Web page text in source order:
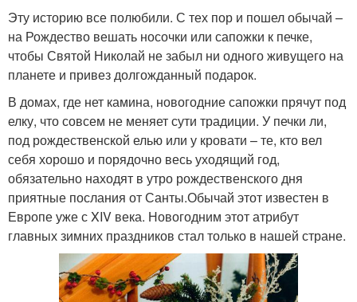
Эту историю все полюбили. С тех пор и пошел обычай –
на Рождество вешать носочки или сапожки к печке,
чтобы Святой Николай не забыл ни одного живущего на
планете и привез долгожданный подарок.
В домах, где нет камина, новогодние сапожки прячут под
елку, что совсем не меняет сути традиции. У печки ли,
под рождественской елью или у кровати – те, кто вел
себя хорошо и порядочно весь уходящий год,
обязательно находят в утро рождественского дня
приятные послания от Санты.Обычай этот известен в
Европе уже с XIV века. Новогодним этот атрибут
главных зимних праздников стал только в нашей стране.